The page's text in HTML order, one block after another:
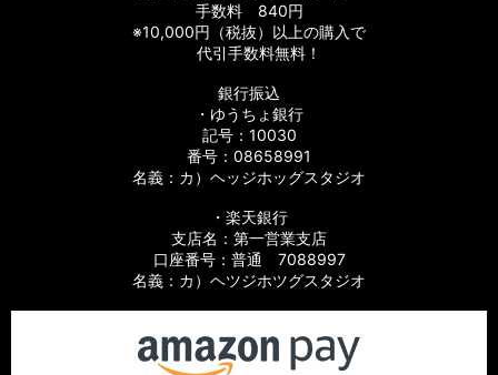
手数料 840円
※10,000円（税抜）以上の購入で
代引手数料無料！
銀行振込
・ゆうちょ銀行
記号：10030
番号：08658991
名義：カ）ヘッジホッグスタジオ
・楽天銀行
支店名：第一営業支店
口座番号：普通 7088997
名義：カ）ヘツジホツグスタジオ